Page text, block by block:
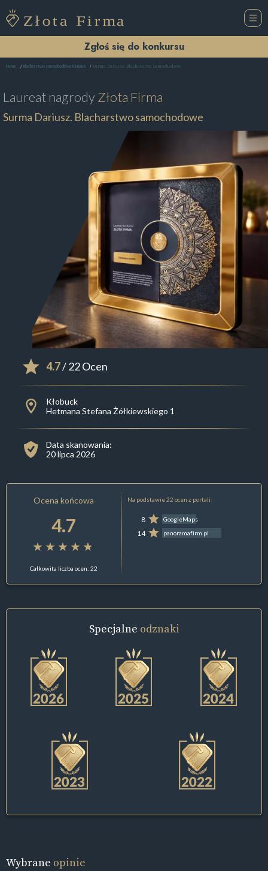
Zgłoś się do konkursu
Home Blacharstwo samochodowe Kłobuck Surma Dariusz. Blacharstwo samochodowe
Laureat nagrodyZłota Firma
Surma Dariusz. Blacharstwo samochodowe
4.7/ 22 Ocen
Kłobuck
Hetmana Stefana Żółkiewskiego 1
Data skanowania:
20 lipca 2026
Ocena końcowa
4.7
Całkowita liczba ocen: 22
Na podstawie 22 ocen z portali:
8 GoogleMaps
14 panoramafirm.pl
Specjalne odznaki
Wybrane opinie